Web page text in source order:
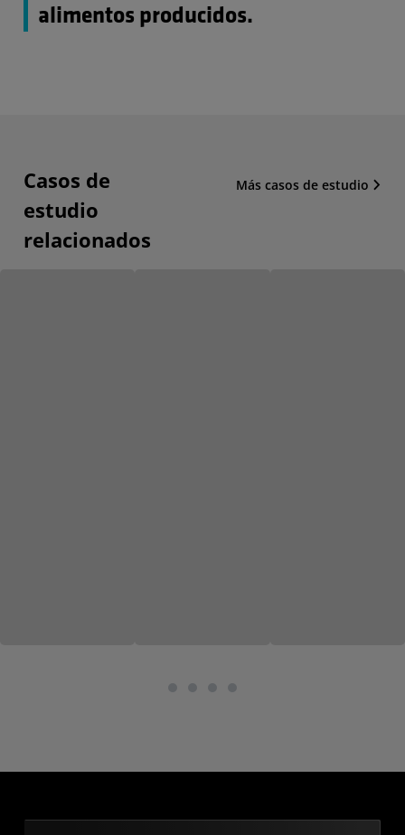
alimentos producidos.
Casos de
estudio
relacionados
Más casos de estudio